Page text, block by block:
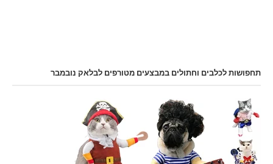
תחפושות לכלבים וחתולים במבצעים מטורפים לבלאק נובמבר